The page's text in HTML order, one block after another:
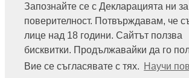
Запознайте се с Декларацията ни за
поверителност. Потвърждавам, че
лице над 18 години. Сайтът ползва
бисквитки. Продължавайки да го
Вие се съгласявате с тях. Научи
Билетна каса - театър
ул. "Княз Александър I" 38
Пловдив 4000
032 271 271
Получавайте новини и специални оферти
всички: